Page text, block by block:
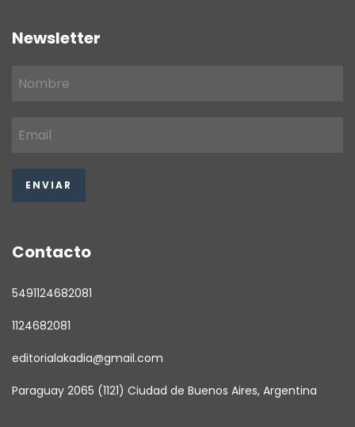
Newsletter
Contacto
5491124682081
1124682081
editorialakadia@gmail.com
Paraguay 2065 (1121) Ciudad de Buenos Aires, Argentina